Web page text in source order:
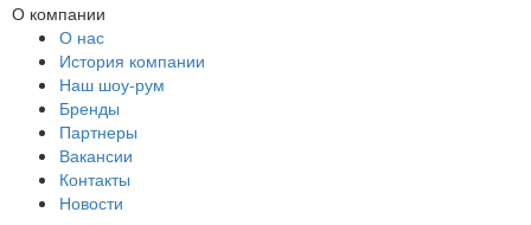
О компании
О нас
История компании
Наш шоу-рум
Бренды
Партнеры
Вакансии
Контакты
Новости